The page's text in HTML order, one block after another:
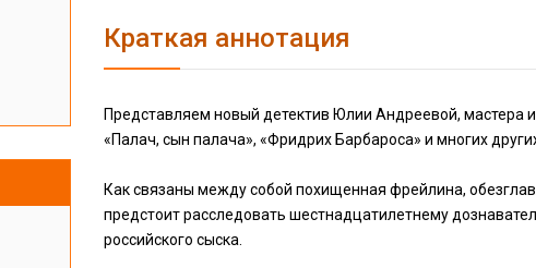
Краткая аннотация
Представляем новый детектив Юлии Андреевой, мастера
«Палач, сын палача», «Фридрих Барбароса» и многих
Как связаны между собой похищенная фрейлина,
предстоит расследовать шестнадцатилетнему
российского сыска.